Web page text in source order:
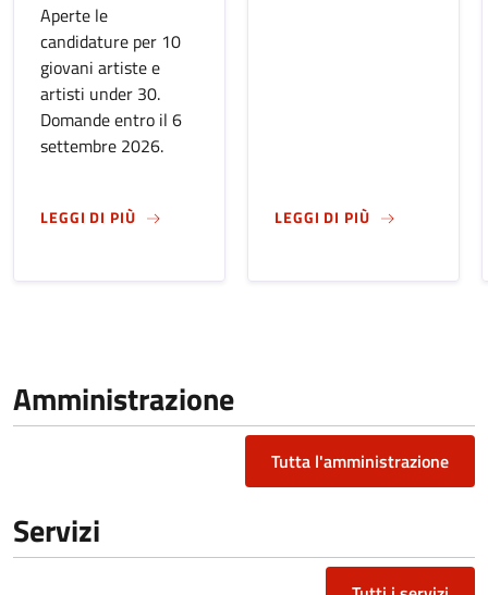
Aperte le
candidature per 10
giovani artiste e
artisti under 30.
Domande entro il 6
settembre 2026.
LEGGI DI PIÙSUSENTIERI CREATIVI 2026: UNA SETTIMANA
LEGGI DI PIÙSURIDER E
Amministrazione
Tutta l'amministrazione
Servizi